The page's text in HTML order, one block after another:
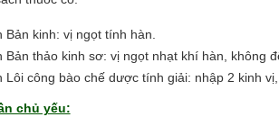
Bản kinh: vị ngọt tính hàn.
Bản thảo kinh sơ: vị ngọt nhạt khí hàn, không
Lôi công bào chế dược tính giải: nhập 2 kinh vị,
chủ yếu: